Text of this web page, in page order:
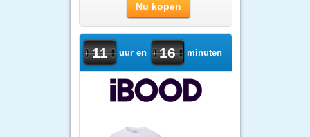
Nu kopen
11 uur en 16 minuten